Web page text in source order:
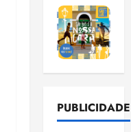
PUBLICIDADE